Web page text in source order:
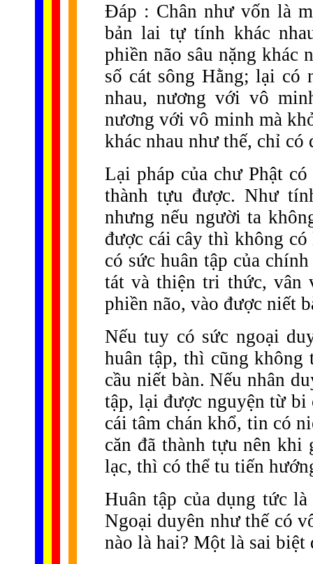
Đáp : Chân như vốn là
bản lai tự tính khác
phiền não sâu nặng khác
số cát sông Hằng; lại có
nhau, nương với vô
nương với vô minh mà
khác nhau như thế, chỉ
Lại pháp của chư Phật
thành tựu được. Như
nhưng nếu người ta
được cái cây thì không
có sức huân tập của
tát và thiện tri thức, vân
phiền não, vào được niết
Nếu tuy có sức ngoại
huân tập, thì cũng không
cầu niết bàn. Nếu nhân
tập, lại được nguyện từ
cái tâm chán khổ, tin có
căn đã thành tựu nên
lạc, thì có thể tu tiến
Huân tập của dụng tức
Ngoại duyên như thế có
nào là hai? Một là sai